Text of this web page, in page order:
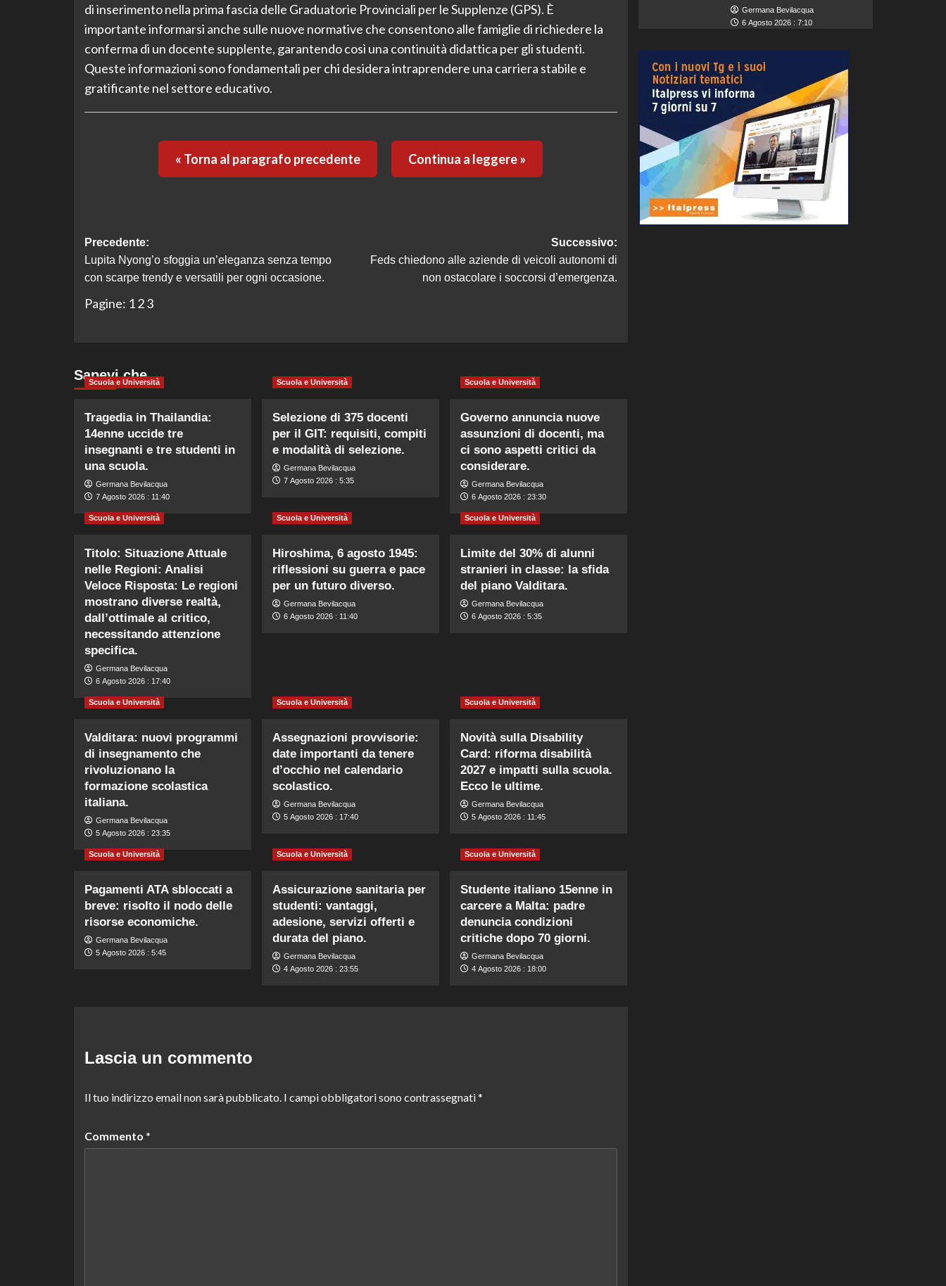
di inserimento nella prima fascia delle Graduatorie Provinciali per le Supplenze (GPS). È
importante informarsi anche sulle nuove normative che consentono alle famiglie di richiedere la
conferma di un docente supplente, garantendo così una continuità didattica per gli studenti.
Queste informazioni sono fondamentali per chi desidera intraprendere una carriera stabile e
gratificante nel settore educativo.
« Torna al paragrafo precedente Continua a leggere »
Navigazione
articolo
Precedente:
Lupita Nyong’o sfoggia un’eleganza senza tempo
con scarpe trendy e versatili per ogni occasione.
Successivo:
Feds chiedono alle aziende di veicoli autonomi di
non ostacolare i soccorsi d’emergenza.
Pagine: 1 2 3
Sapevi che…
Scuola e Università
Tragedia in Thailandia:
14enne uccide tre
insegnanti e tre studenti in
una scuola.
Germana Bevilacqua
7 Agosto 2026 : 11:40
Scuola e Università
Selezione di 375 docenti
per il GIT: requisiti, compiti
e modalità di selezione.
Germana Bevilacqua
7 Agosto 2026 : 5:35
Scuola e Università
Governo annuncia nuove
assunzioni di docenti, ma
ci sono aspetti critici da
considerare.
Germana Bevilacqua
6 Agosto 2026 : 23:30
Scuola e Università
Titolo: Situazione Attuale
nelle Regioni: Analisi
Veloce Risposta: Le regioni
mostrano diverse realtà,
dall’ottimale al critico,
necessitando attenzione
specifica.
Germana Bevilacqua
6 Agosto 2026 : 17:40
Scuola e Università
Hiroshima, 6 agosto 1945:
riflessioni su guerra e pace
per un futuro diverso.
Germana Bevilacqua
6 Agosto 2026 : 11:40
Scuola e Università
Limite del 30% di alunni
stranieri in classe: la sfida
del piano Valditara.
Germana Bevilacqua
6 Agosto 2026 : 5:35
Scuola e Università
Valditara: nuovi programmi
di insegnamento che
rivoluzionano la
formazione scolastica
italiana.
Germana Bevilacqua
5 Agosto 2026 : 23:35
Scuola e Università
Assegnazioni provvisorie:
date importanti da tenere
d’occhio nel calendario
scolastico.
Germana Bevilacqua
5 Agosto 2026 : 17:40
Scuola e Università
Novità sulla Disability
Card: riforma disabilità
2027 e impatti sulla scuola.
Ecco le ultime.
Germana Bevilacqua
5 Agosto 2026 : 11:45
Scuola e Università
Pagamenti ATA sbloccati a
breve: risolto il nodo delle
risorse economiche.
Germana Bevilacqua
5 Agosto 2026 : 5:45
Scuola e Università
Assicurazione sanitaria per
studenti: vantaggi,
adesione, servizi offerti e
durata del piano.
Germana Bevilacqua
4 Agosto 2026 : 23:55
Scuola e Università
Studente italiano 15enne in
carcere a Malta: padre
denuncia condizioni
critiche dopo 70 giorni.
Germana Bevilacqua
4 Agosto 2026 : 18:00
Lascia un commento
Il tuo indirizzo email non sarà pubblicato. I campi obbligatori sono contrassegnati*
Commento *
Germana Bevilacqua
6 Agosto 2026 : 7:10